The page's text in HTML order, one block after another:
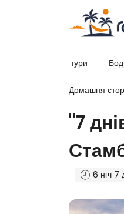
тури
Домашня
"7
6 ніч 7